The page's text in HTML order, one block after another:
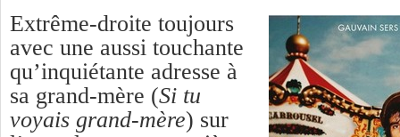
Extrême-droite toujours
avec une aussi touchante
qu’inquiétante adresse à
sa grand-mère (Si tu
voyais grand-mère) sur